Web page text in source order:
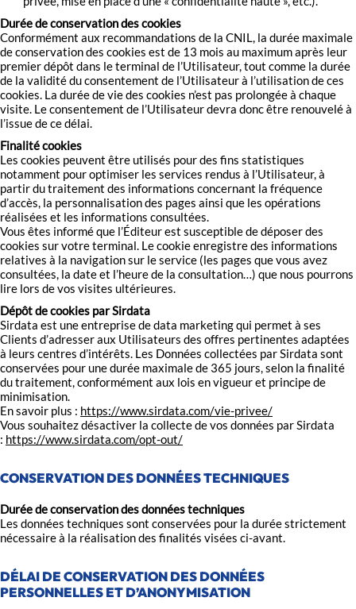
Durée de conservation des cookies
Conformément aux recommandations de la CNIL, la durée maximale
de conservation des cookies est de 13 mois au maximum après leur
premier dépôt dans le terminal de l’Utilisateur, tout comme la durée
de la validité du consentement de l’Utilisateur à l’utilisation de ces
cookies. La durée de vie des cookies n’est pas prolongée à chaque
visite. Le consentement de l’Utilisateur devra donc être renouvelé à
l’issue de ce délai.
Finalité cookies
Les cookies peuvent être utilisés pour des fins statistiques
notamment pour optimiser les services rendus à l’Utilisateur, à
partir du traitement des informations concernant la fréquence
d’accès, la personnalisation des pages ainsi que les opérations
réalisées et les informations consultées.
Vous êtes informé que l’Éditeur est susceptible de déposer des
cookies sur votre terminal. Le cookie enregistre des informations
relatives à la navigation sur le service (les pages que vous avez
consultées, la date et l’heure de la consultation…) que nous pourrons
lire lors de vos visites ultérieures.
Dépôt de cookies par Sirdata
Sirdata est une entreprise de data marketing qui permet à ses
Clients d’adresser aux Utilisateurs des offres pertinentes adaptées
à leurs centres d’intérêts. Les Données collectées par Sirdata sont
conservées pour une durée maximale de 365 jours, selon la finalité
du traitement, conformément aux lois en vigueur et principe de
minimisation.
En savoir plus : https://www.sirdata.com/vie-privee/
Vous souhaitez désactiver la collecte de vos données par Sirdata
: https://www.sirdata.com/opt-out/
CONSERVATION DES DONNÉES TECHNIQUES
Durée de conservation des données techniques
Les données techniques sont conservées pour la durée strictement
nécessaire à la réalisation des finalités visées ci-avant.
DÉLAI DE CONSERVATION DES DONNÉES
PERSONNELLES ET D’ANONYMISATION